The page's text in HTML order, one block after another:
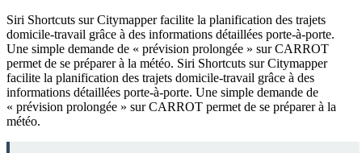
Siri Shortcuts sur Citymapper facilite la planification des trajets
domicile-travail grâce à des informations détaillées porte-à-porte.
Une simple demande de « prévision prolongée » sur CARROT
permet de se préparer à la météo. Siri Shortcuts sur Citymapper
facilite la planification des trajets domicile-travail grâce à des
informations détaillées porte-à-porte. Une simple demande de
« prévision prolongée » sur CARROT permet de se préparer à la
météo.